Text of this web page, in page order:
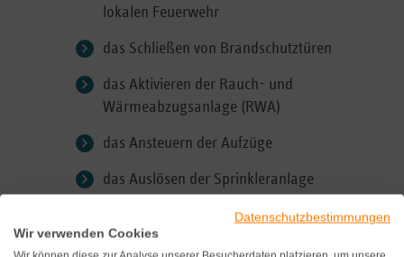
lokalen Feuerwehr
das Schließen von Brandschutztüren
das Aktivieren der Rauch- und
Wärmeabzugsanlage (RWA)
das Ansteuern der Aufzüge
das Auslösen der Sprinkleranlage
Wann sind Brandmeldeanlagen
Datenschutzbestimmungen
Wir verwenden Cookies